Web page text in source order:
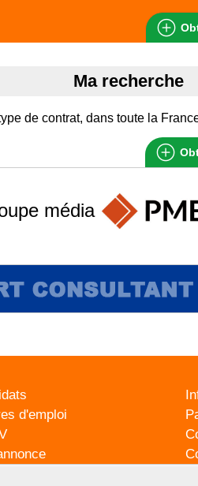
Ma recherche
de contrat, dans toute la
média
d'emploi